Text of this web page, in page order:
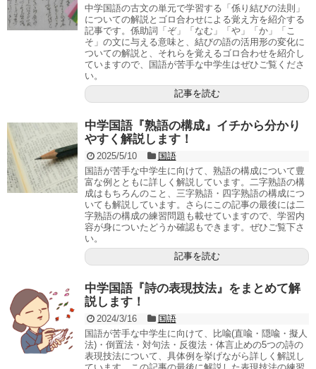
中学国語の古文の単元で学習する「係り結びの法則」
についての解説とゴロ合わせによる覚え方を紹介する
記事です。係助詞「ぞ」「なむ」「や」「か」「こ
そ」の文に与える意味と、結びの語の活用形の変化に
ついての解説と、それらを覚えるゴロ合わせを紹介し
ていますので、国語が苦手な中学生はぜひご覧くださ
い。
記事を読む
中学国語『熟語の構成』イチから分かり
やすく解説します！
2025/5/10
国語
国語が苦手な中学生に向けて、熟語の構成について豊
富な例とともに詳しく解説しています。二字熟語の構
成はもちろんのこと、三字熟語・四字熟語の構成につ
いても解説しています。さらにこの記事の最後には二
字熟語の構成の練習問題も載せていますので、学習内
容が身についたどうか確認もできます。ぜひご覧下さ
い。
記事を読む
中学国語『詩の表現技法』をまとめて解
説します！
2024/3/16
国語
国語が苦手な中学生に向けて、比喩(直喩・隠喩・擬人
法)・倒置法・対句法・反復法・体言止めの5つの詩の
表現技法について、具体例を挙げながら詳しく解説し